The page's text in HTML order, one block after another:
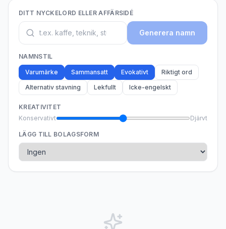
DITT NYCKELORD ELLER AFFÄRSIDÉ
Generera namn
NAMNSTIL
Varumärke Sammansatt Evokativt
Riktigt ord
Alternativ stavning
Lekfullt Icke-engelskt
KREATIVITET
Konservativt
Djärvt
LÄGG TILL BOLAGSFORM